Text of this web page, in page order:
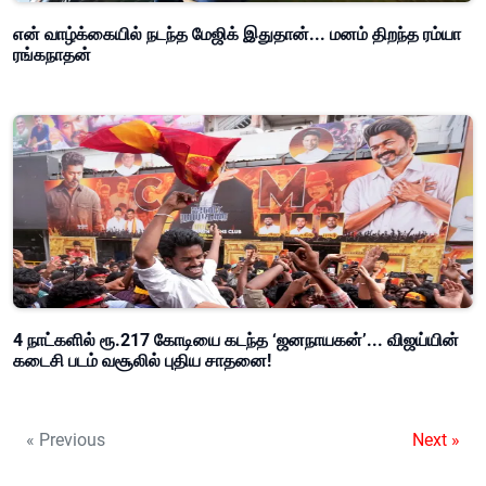
என் வாழ்க்கையில் நடந்த மேஜிக் இதுதான்... மனம் திறந்த ரம்யா
ரங்கநாதன்
4 நாட்களில் ரூ.217 கோடியை கடந்த ‘ஜனநாயகன்’... விஜய்யின்
கடைசி படம் வசூலில் புதிய சாதனை!
« Previous Next »